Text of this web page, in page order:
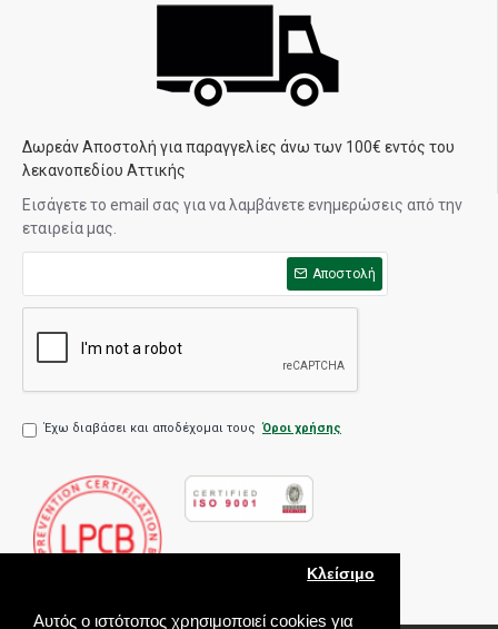
Αυτός ο ιστότοπος χρησιμοποιεί cookies για
Κλείσιμο
Δωρεάν Αποστολή για παραγγελίες άνω των 100€ εντός του
λεκανοπεδίου Αττικής
Εισάγετε το email σας για να λαμβάνετε ενημερώσεις από την
εταιρεία μας.
Αποστολή
Έχω διαβάσει και αποδέχομαι τους Όροι χρήσης